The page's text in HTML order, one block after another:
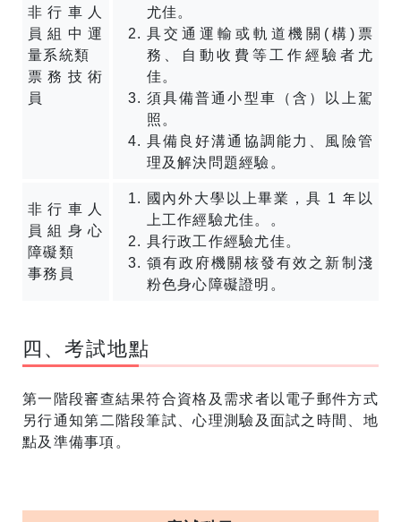
非行車人
員組中運
量系統類
票務技術
員
尤佳。
具交通運輸或軌道機關(構)票
務、自動收費等工作經驗者尤
佳。
須具備普通小型車（含）以上駕
照。
具備良好溝通協調能力、風險管
理及解決問題經驗。
非行車人
員組身心
障礙類
事務員
國內外大學以上畢業，具 1 年以
上工作經驗尤佳。。
具行政工作經驗尤佳。
領有政府機關核發有效之新制淺
粉色身心障礙證明。
四、考試地點
第一階段審查結果符合資格及需求者以電子郵件方式
另行通知第二階段筆試、心理測驗及面試之時間、地
點及準備事項。